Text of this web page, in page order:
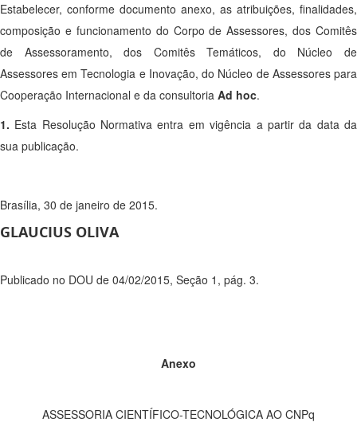
Estabelecer, conforme documento anexo, as atribuições, finalidades,
composição e funcionamento do Corpo de Assessores, dos Comitês
de Assessoramento, dos Comitês Temáticos, do Núcleo de
Assessores em Tecnologia e Inovação, do Núcleo de Assessores para
Cooperação Internacional e da consultoria Ad hoc.
1. Esta Resolução Normativa entra em vigência a partir da data da
sua publicação.
Brasília, 30 de janeiro de 2015.
GLAUCIUS OLIVA
Publicado no DOU de 04/02/2015, Seção 1, pág. 3.
Anexo
ASSESSORIA CIENTÍFICO-TECNOLÓGICA AO CNPq